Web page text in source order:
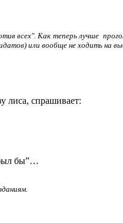
всех". Как теперь лучше
или вообще не ходить на
лиса, спрашивает:
был бы”…